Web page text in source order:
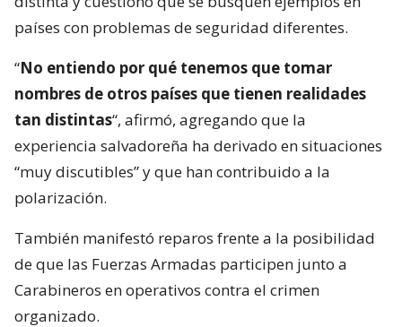
países con problemas de seguridad diferentes.
“No entiendo por qué tenemos que tomar
nombres de otros países que tienen realidades
tan distintas“, afirmó, agregando que la
experiencia salvadoreña ha derivado en situaciones
“muy discutibles” y que han contribuido a la
polarización.
También manifestó reparos frente a la posibilidad
de que las Fuerzas Armadas participen junto a
Carabineros en operativos contra el crimen
organizado.